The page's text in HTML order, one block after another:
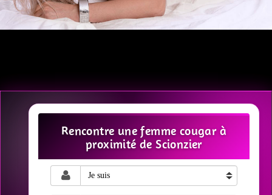
Rencontre une femme cougar à
proximité de Scionzier